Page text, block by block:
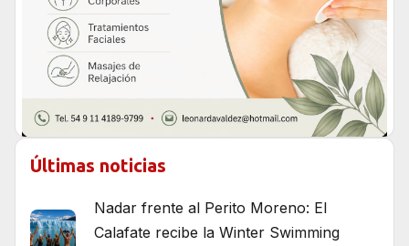
Últimas noticias
Nadar frente al Perito Moreno: El
Calafate recibe la Winter Swimming